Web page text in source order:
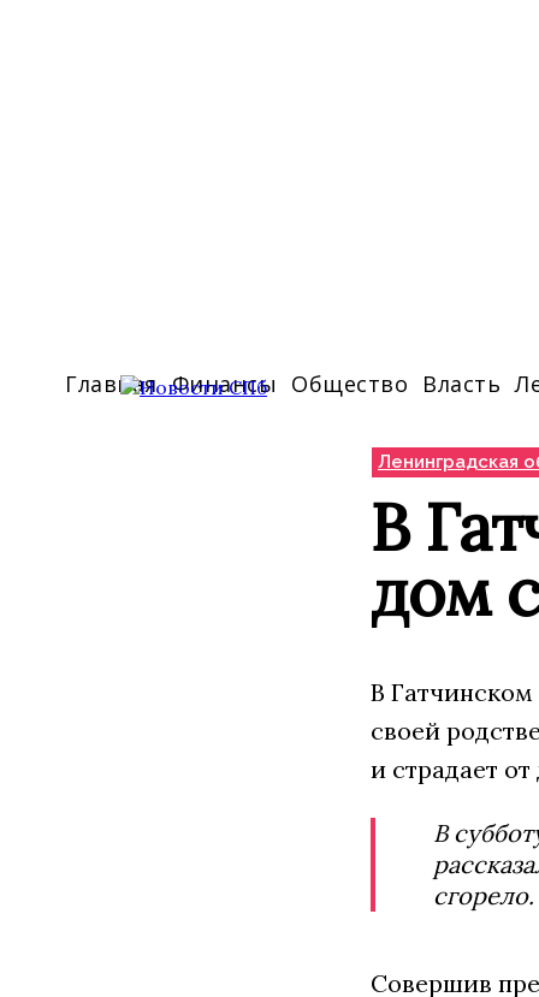
Главная Финансы Общество Власть
Ленинградская
В
дом
В
своей
и страдает
В
сгорело.
Совершив